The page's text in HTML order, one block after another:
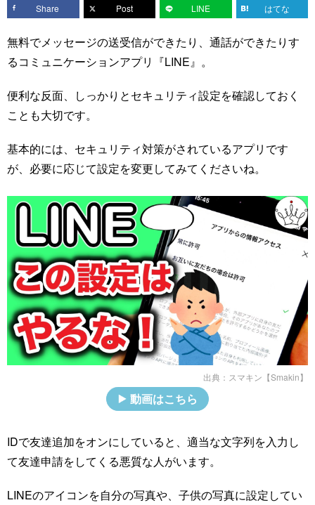
Share
Post LINE はてな
無料でメッセージの送受信ができたり、通話ができたりす
るコミュニケーションアプリ『LINE』。
便利な反面、しっかりとセキュリティ設定を確認しておく
ことも大切です。
基本的には、セキュリティ対策がされているアプリです
が、必要に応じて設定を変更してみてくださいね。
出典： スマキン【Smakin】
動画はこちら
IDで友達追加をオンにしていると、適当な文字列を入力し
て友達申請をしてくる悪質な人がいます。
LINEのアイコンを自分の写真や、子供の写真に設定してい